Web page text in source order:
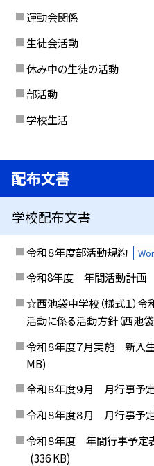
運動会関係
生徒会活動
休み中の生徒の活動
部活動
学校生活
配布文書
学校配布文書
令和８年度部活動規約
令和8年度 年間活動計画
☆西池袋中学校（様式１）
活動に係る活動方針（西池袋
令和８年度７月実施 新入
MB)
令和８年度９月 月行事予
令和８年度８月 月行事予
令和８年度 年間行事予定表
(336 KB)